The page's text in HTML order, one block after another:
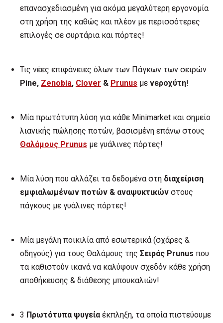
επανασχεδιασμένη για ακόμα μεγαλύτερη εργονομία
στη χρήση της καθώς και πλέον με περισσότερες
επιλογές σε συρτάρια και πόρτες!
Τις νέες επιφάνειες όλων των Πάγκων των σειρών
Pine, Zenobia, Clover & Prunus με νεροχύτη!
Μία πρωτότυπη λύση για κάθε Minimarket και σημείο
λιανικής πώλησης ποτών, βασισμένη επάνω στους
Θαλάμους Prunus με γυάλινες πόρτες!
Μία λύση που αλλάζει τα δεδομένα στη διαχείριση
εμφιαλωμένων ποτών & αναψυκτικών στους
πάγκους με γυάλινες πόρτες!
Μία μεγάλη ποικιλία από εσωτερικά (σχάρες &
οδηγούς) για τους Θαλάμους της Σειράς Prunus που
τα καθιστούν ικανά να καλύψουν σχεδόν κάθε χρήση
αποθήκευσης & διάθεσης μπουκαλιών!
3 Πρωτότυπα ψυγείαέκπληξη, τα οποία πιστεύουμε